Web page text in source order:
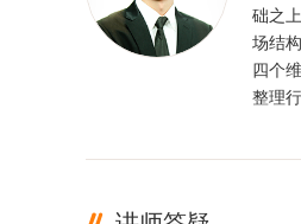
础之
场结
四个
整理